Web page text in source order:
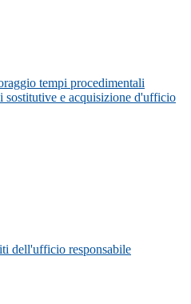
tempi procedimentali
sostitutive e acquisizione d'ufficio
dell'ufficio responsabile